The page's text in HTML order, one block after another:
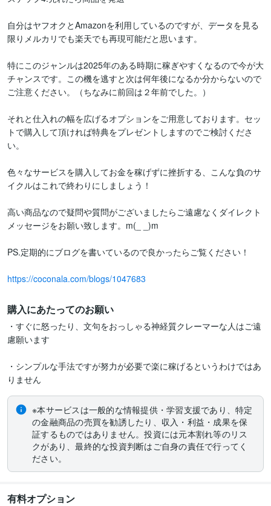
自分はヤフオクとAmazonを利用しているのですが、データを見る
限りメルカリでも楽天でも再現可能だと思います。
特にこのジャンルは2025年のある時期に稼ぎやすくなるので今が大
チャンスです。この機を逃すと次は何年後になるか分からないので
ご注意ください。（ちなみに前回は２年前でした。）
それと仕入れの幅を広げるオプションをご用意しております。セッ
トで購入して頂ければ特典をプレゼントしますのでご検討くださ
い。
色々なサービスを購入してお金を稼げずに挫折する、こんな負のサ
イクルはこれで終わりにしましょう！
高い商品なので疑問や質問がございましたらご遠慮なくダイレクト
メッセージをお願い致します。m(_ _)m
PS.定期的にブログを書いているので良かったらご覧ください！
https://coconala.com/blogs/1047683
購入にあたってのお願い
・すぐに怒ったり、文句をおっしゃる神経質クレーマーな人はご遠
慮願います
・シンプルな手法ですが努力が必要で楽に稼げるというわけではあ
りません
※本サービスは一般的な情報提供・学習支援であり、特定
の金融商品の売買を勧誘したり、収入・利益・成果を保
証するものではありません。投資には元本割れ等のリス
クがあり、最終的な投資判断はご自身の責任で行ってく
ださい。
有料オプション